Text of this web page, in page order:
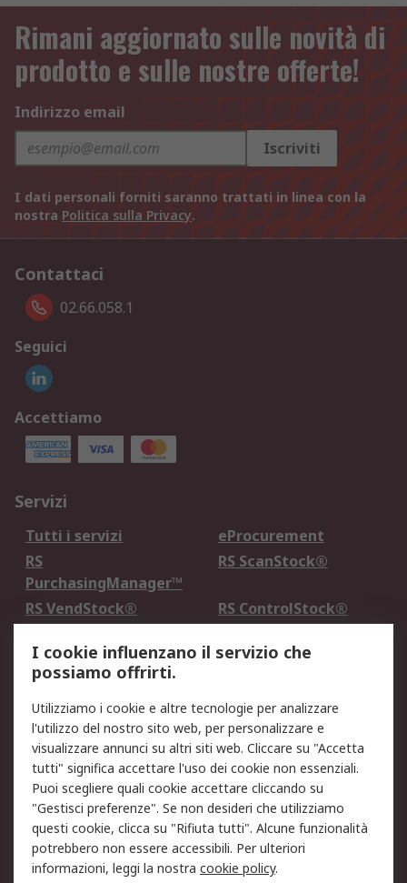
Rimani aggiornato sulle novità di
prodotto e sulle nostre offerte!
Indirizzo email
Iscriviti
I dati personali forniti saranno trattati in linea con la
nostra Politica sulla Privacy.
Contattaci
02.66.058.1
Seguici
Accettiamo
Servizi
Tutti i servizi
eProcurement
RS
PurchasingManager™
RS ScanStock®
RS VendStock®
RS ControlStock®
Legale
Informativa Cookie
Informativa Privacy -
Aggiornata
Email Security
Termini d'uso
Condizioni di vendita
Condizioni generali di
servizio
Etica e responsabilità
I cookie influenzano il servizio che
possiamo offrirti.
Utilizziamo i cookie e altre tecnologie per analizzare
l'utilizzo del nostro sito web, per personalizzare e
visualizzare annunci su altri siti web. Cliccare su "Accetta
tutti" significa accettare l'uso dei cookie non essenziali.
Puoi scegliere quali cookie accettare cliccando su
"Gestisci preferenze". Se non desideri che utilizziamo
questi cookie, clicca su "Rifiuta tutti". Alcune funzionalità
potrebbero non essere accessibili. Per ulteriori
informazioni, leggi la nostra cookie policy.